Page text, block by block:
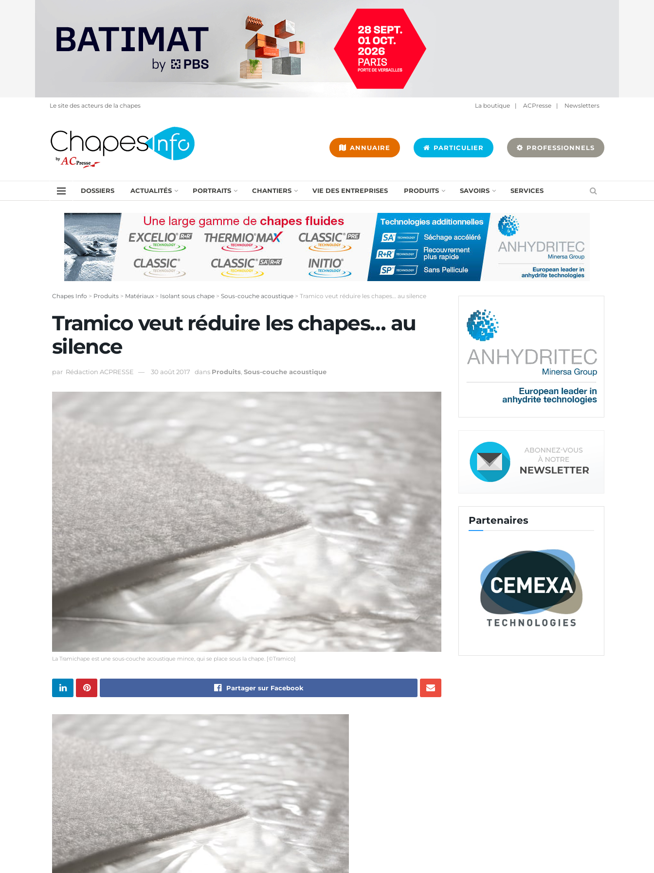
Le site des acteurs de la chapes La boutique | ACPresse | Newsletters
ANNUAIRE PARTICULIER PROFESSIONNELS
DOSSIERS ACTUALITÉS PORTRAITS CHANTIERS VIE DES ENTREPRISES PRODUITS SAVOIRS SERVICES
Chapes Info > Produits > Matériaux > Isolant sous chape > Sous-couche acoustique > Tramico veut réduire les chapes… au silence
Tramico veut réduire les chapes… au
silence
par Rédaction ACPRESSE 30 août 2017 dans Produits Sous-couche acoustique
La Tramichape est une sous-couche acoustique mince, qui se place sous la chape. [©Tramico]
Partager sur Facebook
Partenaires